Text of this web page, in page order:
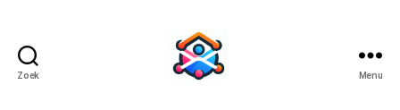
Zoek Menu